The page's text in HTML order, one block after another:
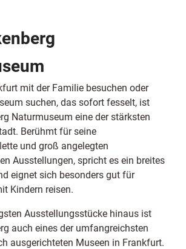
mit der Familie besuchen oder
suchen, das sofort fesselt, ist
Naturmuseum eine der stärksten
Berühmt für seine
und groß angelegten
Ausstellungen, spricht es ein breites
eignet sich besonders gut für
Kindern reisen.
Ausstellungsstücke hinaus ist
auch eines der umfangreichsten
ausgerichteten Museen in Frankfurt.